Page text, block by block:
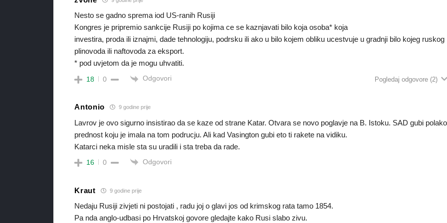
Nesto se gadno sprema iod US-ranih Rusiji
Kongres je pripremio sankcije Rusiji po kojima ce se kaznjavati bilo koja osoba* koja
investira, proda ili iznajmi, dade tehnologiju, podrsku ili ako u bilo kojem obliku ucestvuje u gradnji bilo kojeg ruskog
plinovoda ili naftovoda za eksport.
* pod uvjetom da je mogu uhvatiti.
18 0 Odgovori Pogledaj odgovore (2)
Antonio 9 godine prije
Lavrov je ovo sigurno insistirao da se kaze od strane Katar. Otvara se novo poglavje na B. Istoku. SAD gubi polako
prednost koju je imala na tom podrucju. Ali kad Vasington gubi eto ti rakete na vidiku.
Katarci neka misle sta su uradili i sta treba da rade.
16 0 Odgovori
Kraut 9 godine prije
Nedaju Rusiji zivjeti ni postojati , radu joj o glavi jos od krimskog rata tamo 1854.
Pa nda anglo-udbasi po Hrvatskoj govore gledajte kako Rusi slabo zivu.